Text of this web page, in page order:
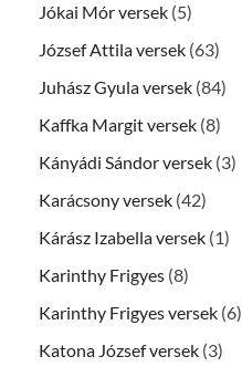
Jókai Mór versek (5)
József Attila versek (63)
Juhász Gyula versek (84)
Kaffka Margit versek (8)
Kányádi Sándor versek (3)
Karácsony versek (42)
Kárász Izabella versek (1)
Karinthy Frigyes (8)
Karinthy Frigyes versek (6)
Katona József versek (3)